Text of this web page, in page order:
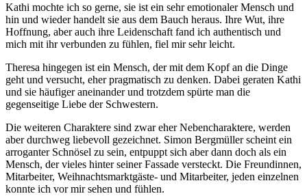
Kathi mochte ich so gerne, sie ist ein sehr emotionaler Mensch und
hin und wieder handelt sie aus dem Bauch heraus. Ihre Wut, ihre
Hoffnung, aber auch ihre Leidenschaft fand ich authentisch und
mich mit ihr verbunden zu fühlen, fiel mir sehr leicht.
Theresa hingegen ist ein Mensch, der mit dem Kopf an die Dinge
geht und versucht, eher pragmatisch zu denken. Dabei geraten Kathi
und sie häufiger aneinander und trotzdem spürte man die
gegenseitige Liebe der Schwestern.
Die weiteren Charaktere sind zwar eher Nebencharaktere, werden
aber durchweg liebevoll gezeichnet. Simon Bergmüller scheint ein
arroganter Schnösel zu sein, entpuppt sich aber dann doch als ein
Mensch, der vieles hinter seiner Fassade versteckt. Die Freundinnen,
Mitarbeiter, Weihnachtsmarktgäste- und Mitarbeiter, jeden einzelnen
konnte ich vor mir sehen und fühlen.